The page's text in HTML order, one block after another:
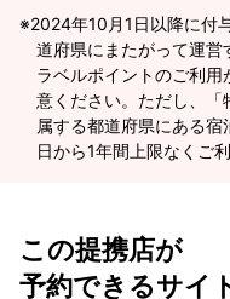
2024年10月1日以降に付
道府県にまたがって運営
ラベルポイントのご利
意ください。ただし、
属する都道府県にある
日から1年間上限なくご
この提携店が
予約できるサイ